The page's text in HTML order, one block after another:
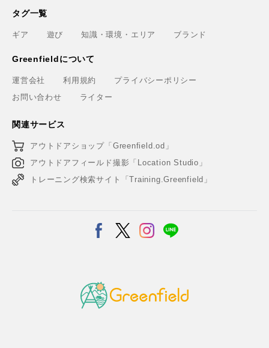
タグ一覧
ギア 遊び 知識・環境・エリア ブランド
Greenfieldについて
運営会社 利用規約
プライバシーポリシー
お問い合わせ
ライター
関連サービス
アウトドアショップ「Greenfield.od」
アウトドアフィールド撮影「Location Studio」
トレーニング検索サイト「Training.Greenfield」